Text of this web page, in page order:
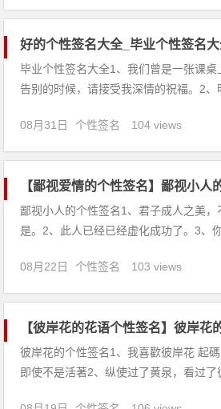
么，就让我们以沉默分手吧！这是一座
好的个性签名大全_毕业个性签名
毕业个性签名大全1、我们曾是一张课
告别的时候，请接受我深情的祝福。2、
你的同学，三三两两地，在校园各个角
别离的泪水，为记忆的长河增添新的浪
08月31日 个性签名 104 views
【鄙视爱情的个性签名】鄙视小人
鄙视小人的个性签名1、君子成人之美，
是。2、此人已经已经虚化成功了。3、
虚伪鼓动我们把自己的罪恶用美德的外
人的责难。6、金玉其外败絮其内。7、
08月22日 个性签名 103 views
【彼岸花的花语个性签名】彼岸花
彼岸花的个性签名1、我喜歡彼岸花 起
即使不是活著2、纵使过了黄泉，看过